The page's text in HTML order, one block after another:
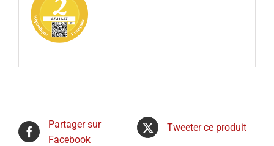
Partager sur
Facebook
Tweeter ce produit